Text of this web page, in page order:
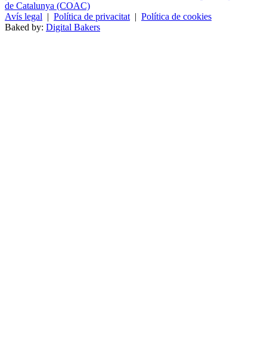
de Catalunya (COAC)
Avís legal | Política de privacitat | Política de cookies
Baked by: Digital Bakers